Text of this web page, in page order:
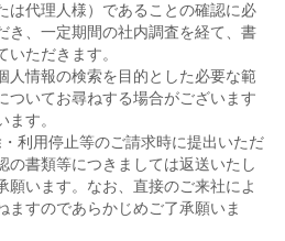
は代理人様）であることの確認に必
き、一定期間の社内調査を経て、書
ただきます。
人情報の検索を目的とした必要な範
ついてお尋ねする場合がございます
す。
利用停止等のご請求時に提出いただ
の書類等につきましては返送いたし
願います。なお、直接のご来社によ
ますのであらかじめご了承願いま